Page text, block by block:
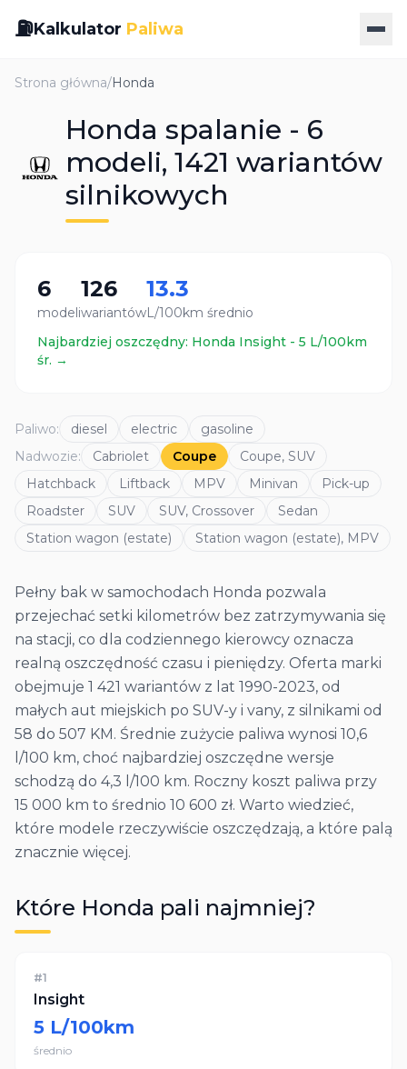
⛽Kalkulator Paliwa
Strona główna/Honda
Honda spalanie - 6
modeli, 1421 wariantów
silnikowych
6
modeli
126
wariantów
13.3
L/100km średnio
Najbardziej oszczędny: Honda Insight - 5 L/100km
śr. →
Paliwo: diesel electric
gasoline
Nadwozie: Cabriolet Coupe
Coupe, SUV
Hatchback
Liftback MPV Minivan
Pick-up
Roadster
SUV SUV, Crossover
Sedan
Station wagon (estate)
Station wagon (estate), MPV
Pełny bak w samochodach Honda pozwala
przejechać setki kilometrów bez zatrzymywania się
na stacji, co dla codziennego kierowcy oznacza
realną oszczędność czasu i pieniędzy. Oferta marki
obejmuje 1 421 wariantów z lat 1990-2023, od
małych aut miejskich po SUV-y i vany, z silnikami od
58 do 507 KM. Średnie zużycie paliwa wynosi 10,6
l/100 km, choć najbardziej oszczędne wersje
schodzą do 4,3 l/100 km. Roczny koszt paliwa przy
15 000 km to średnio 10 600 zł. Warto wiedzieć,
które modele rzeczywiście oszczędzają, a które palą
znacznie więcej.
Które Honda pali najmniej?
#1
Insight
5 L/100km
średnio